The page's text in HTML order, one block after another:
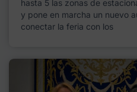
hasta 5 las zonas de
y pone en marcha un nuevo
conectar la feria con los